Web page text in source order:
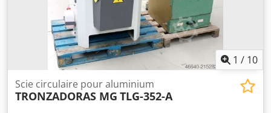
1 / 10
Scie circulaire pour aluminium
TRONZADORAS MG TLG-352-A